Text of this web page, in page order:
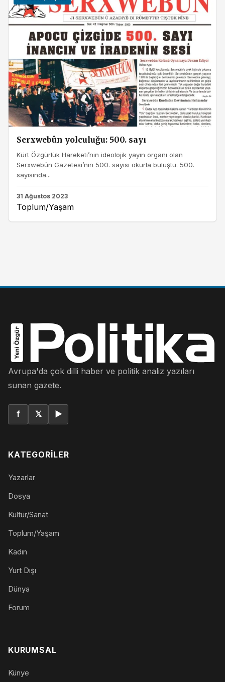
Serxwebûn yolculuğu: 500. sayı
Kürt Özgürlük Hareketi’nin ideolojik yayın organı olan
Serxwebûn Gazetesi’nin 500. sayısı okurla buluştu. 500.
sayısında...
31 Ağustos 2023
Toplum/Yaşam
Avrupa'da çok dilli haber ve politik analiz yazıları
sunan gazete.
f 𝕏 ▶
KATEGORILER
Yazarlar
Dosya
Kültür/Sanat
Toplum/Yaşam
Kadın
Yurt Dışı
Dünya
Forum
KURUMSAL
Künye